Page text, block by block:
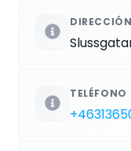
DIRECCIÓN
TELÉFONO